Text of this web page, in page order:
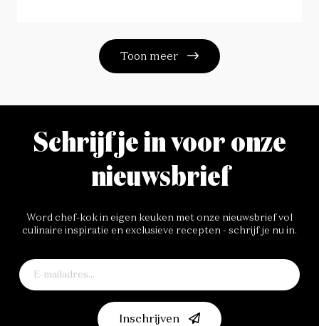
Toon meer
Schrijf je in voor onze
nieuwsbrief
Word chef-kok in eigen keuken met onze nieuwsbrief vol
culinaire inspiratie en exclusieve recepten - schrijf je nu in.
Inschrijven